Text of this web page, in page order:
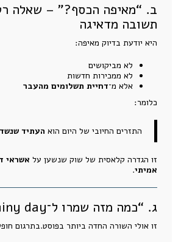
ב. “מאיפה הכסף?” – שאלה
תשובה מדאיגה
היא יודעת בדיוק מאיפה:
לא מביקושים
לא ממכירות חדשות
אלא מ־דחיית תשלומים מהעבר
כלומר:
התזרים החיובי של היום הוא העתיד
זו הגדרה קלאסית של שוק שנשען על אשראי
אמיתי.
ג. “כמה מזה שמרו ל־rainy day?”
זו אולי השורה החדה ביותר בפוסט.בתרגום